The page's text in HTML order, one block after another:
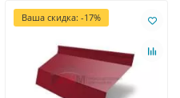
Ваша скидка: -17%